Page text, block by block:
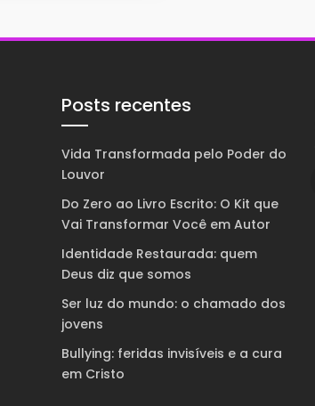
Posts recentes
Vida Transformada pelo Poder do
Louvor
Do Zero ao Livro Escrito: O Kit que
Vai Transformar Você em Autor
Identidade Restaurada: quem
Deus diz que somos
Ser luz do mundo: o chamado dos
jovens
Bullying: feridas invisíveis e a cura
em Cristo